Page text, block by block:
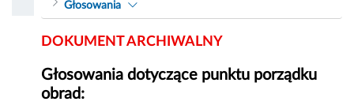
Głosowania
DOKUMENT ARCHIWALNY
Głosowania dotyczące punktu porządku
obrad: